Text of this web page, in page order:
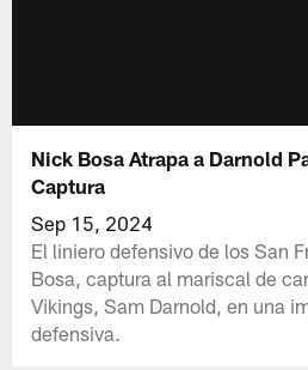
Nick Bosa Atrapa a Darnold
Captura
Sep 15, 2024
El liniero defensivo de los San
Bosa, captura al mariscal de
Vikings, Sam Darnold, en una
defensiva.